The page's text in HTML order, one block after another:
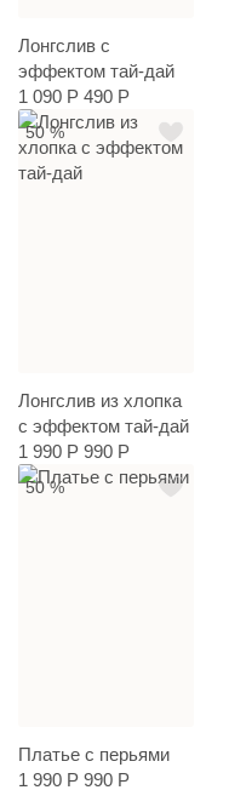
Лонгслив с
эффектом тай-дай
1 090 Р 490 Р
50 %
Лонгслив из хлопка
с эффектом тай-дай
1 990 Р 990 Р
50 %
Платье с перьями
1 990 Р 990 Р